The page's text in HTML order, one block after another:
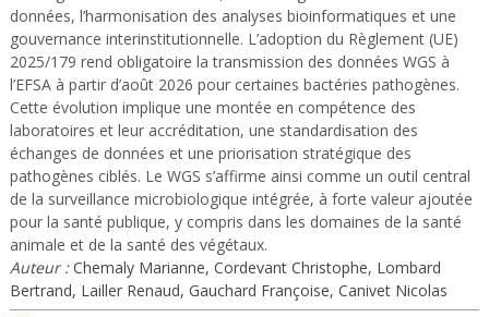
données, l’harmonisation des analyses bioinformatiques et une
gouvernance interinstitutionnelle. L’adoption du Règlement (UE)
2025/179 rend obligatoire la transmission des données WGS à
l’EFSA à partir d’août 2026 pour certaines bactéries pathogènes.
Cette évolution implique une montée en compétence des
laboratoires et leur accréditation, une standardisation des
échanges de données et une priorisation stratégique des
pathogènes ciblés. Le WGS s’affirme ainsi comme un outil central
de la surveillance microbiologique intégrée, à forte valeur ajoutée
pour la santé publique, y compris dans les domaines de la santé
animale et de la santé des végétaux.
Auteur :Chemaly Marianne, Cordevant Christophe, Lombard
Bertrand, Lailler Renaud, Gauchard Françoise, Canivet Nicolas